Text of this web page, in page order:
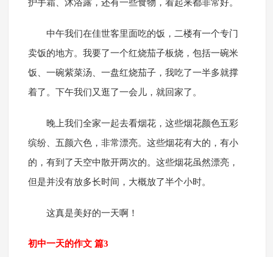
护手霜、沐浴露，还有一些食物，看起来都非常好。
中午我们在佳世客里面吃的饭，二楼有一个专门
卖饭的地方。我要了一个红烧茄子板烧，包括一碗米
饭、一碗紫菜汤、一盘红烧茄子，我吃了一半多就撑
着了。下午我们又逛了一会儿，就回家了。
晚上我们全家一起去看烟花，这些烟花颜色五彩
缤纷、五颜六色，非常漂亮。这些烟花有大的，有小
的，有到了天空中散开两次的。这些烟花虽然漂亮，
但是并没有放多长时间，大概放了半个小时。
这真是美好的一天啊！
初中一天的作文 篇3